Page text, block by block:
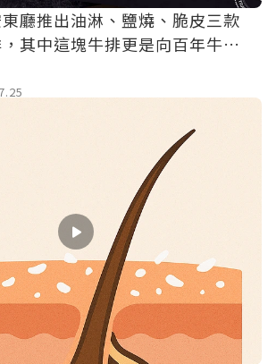
廳推出油淋、鹽燒、脆皮三款
其中這塊牛排更是向百年牛排